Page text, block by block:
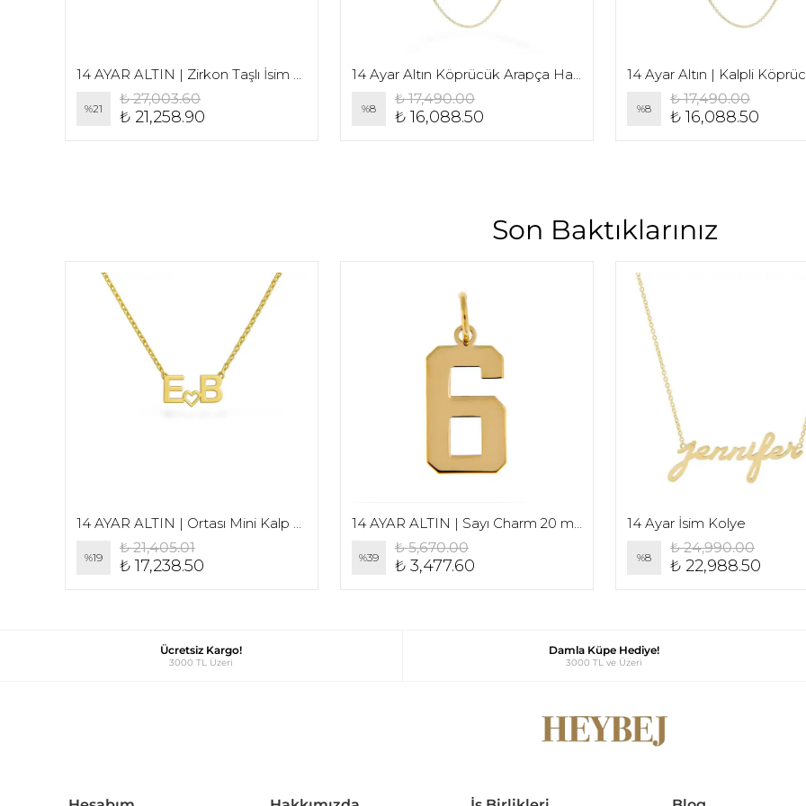
%21
₺ 27,003.60
₺ 21,258.90 %8
₺ 17,490.00
₺ 16,088.50 %8
₺ 17,490.00
₺ 16,088.50
Son Baktıklarınız
%19
₺ 21,405.01
₺ 17,238.50 %39
₺ 5,670.00
₺ 3,477.60
14 Ayar İsim Kolye
%8
₺ 24,990.00
₺ 22,988.50
Ücretsiz Kargo!
3000 TL Üzeri
Damla Küpe Hediye!
3000 TL ve Üzeri